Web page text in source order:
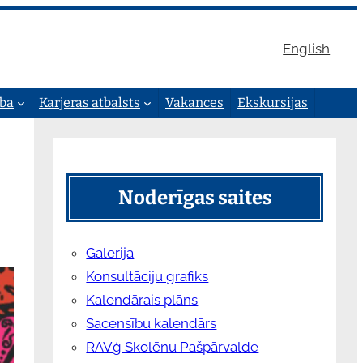
English
Karjeras atbalsts Vakances Ekskursijas
Noderīgas saites
Galerija
Konsultāciju grafiks
Kalendārais plāns
Sacensību kalendārs
RĀVģ Skolēnu Pašpārvalde